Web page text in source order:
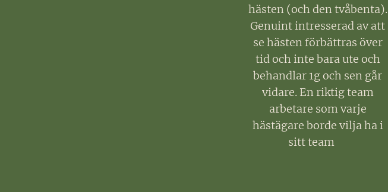
hästen (och den tvåbenta).
Genuint intresserad av att
se hästen förbättras över
tid och inte bara ute och
behandlar 1g och sen går
vidare. En riktig team
arbetare som varje
hästägare borde vilja ha i
sitt team💪🏼